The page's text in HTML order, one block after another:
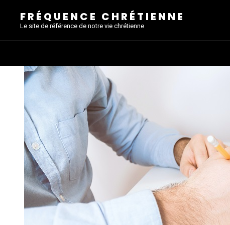
FRÉQUENCE CHRÉTIENNE
Le site de référence de notre vie chrétienne